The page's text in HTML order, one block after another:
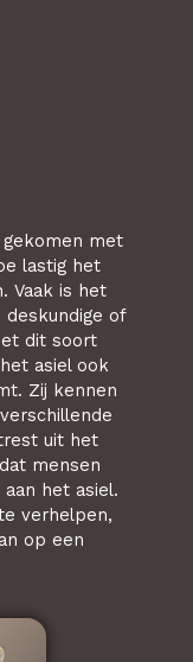
met
lastig het
Vaak is het
deskundige of
dit soort
asiel ook
Zij kennen
uit het
mensen
het asiel.
verhelpen,
op een